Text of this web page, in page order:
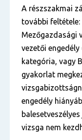
A részszakmai
további feltétele:
Mezőgazdasági
vezetői engedély
kategória, vagy
gyakorlat
engedély
vizsga nem